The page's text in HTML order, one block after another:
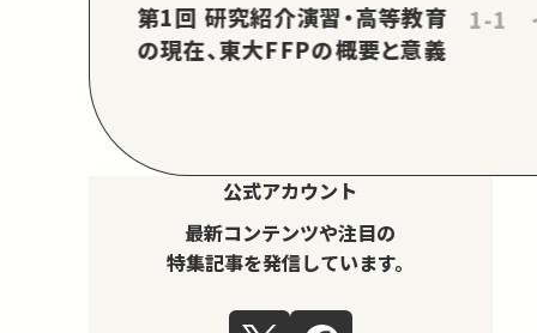
第1回 研究紹介演習・高等教育
の現在、東大FFPの概要と意義
1-1
公式アカウント
最新コンテンツや注目の
特集記事を発信しています。